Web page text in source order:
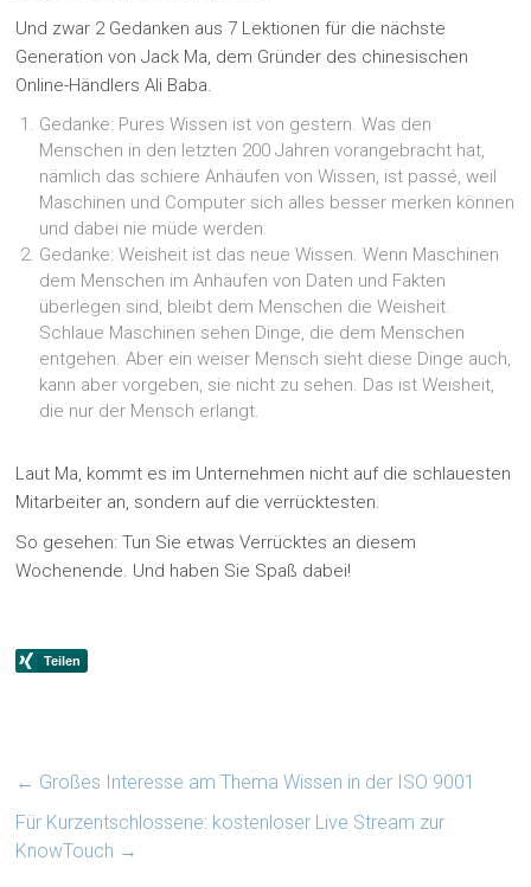
Und zwar 2 Gedanken aus 7 Lektionen für die nächste
Generation von Jack Ma, dem Gründer des chinesischen
Online-Händlers Ali Baba.
Gedanke: Pures Wissen ist von gestern. Was den
Menschen in den letzten 200 Jahren vorangebracht hat,
nämlich das schiere Anhäufen von Wissen, ist passé, weil
Maschinen und Computer sich alles besser merken können
und dabei nie müde werden.
Gedanke: Weisheit ist das neue Wissen. Wenn Maschinen
dem Menschen im Anhäufen von Daten und Fakten
überlegen sind, bleibt dem Menschen die Weisheit.
Schlaue Maschinen sehen Dinge, die dem Menschen
entgehen. Aber ein weiser Mensch sieht diese Dinge auch,
kann aber vorgeben, sie nicht zu sehen. Das ist Weisheit,
die nur der Mensch erlangt.
Laut Ma, kommt es im Unternehmen nicht auf die schlauesten
Mitarbeiter an, sondern auf die verrücktesten.
So gesehen: Tun Sie etwas Verrücktes an diesem
Wochenende. Und haben Sie Spaß dabei!
← Großes Interesse am Thema Wissen in der ISO 9001
Für Kurzentschlossene: kostenloser Live Stream zur
KnowTouch →